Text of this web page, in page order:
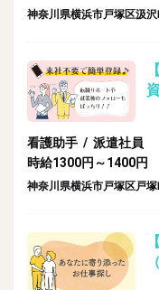
神奈川県横浜市戸塚区汲
看護助手 / 派遣社員
時給1300円～1400円
神奈川県横浜市戸塚区戸